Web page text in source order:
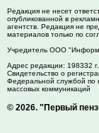
Редакция не несет
опубликованной в
агентств. Редакция не
материалов только по
Учредитель ООО
Адрес редакции: 198332
Свидетельство о
Федеральной службой по
массовых коммуникаций
© 2026. "Первый